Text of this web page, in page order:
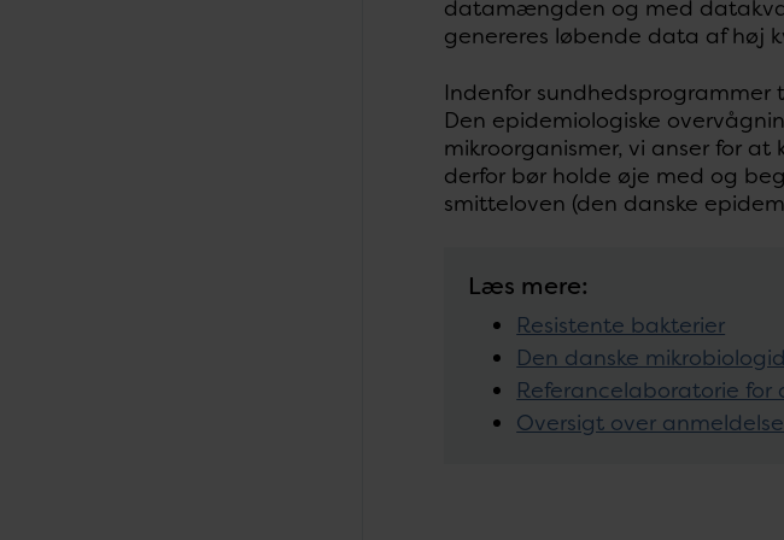
datamængden og med
genereres løbende data af høj
Indenfor
Den epidemiologiske
mikroorganismer, vi anser for
derfor bør holde øje med og
smitteloven (den danske
Læs mere:
Resistente bakterier
Den danske
Referancelaboratorie for
Oversigt over